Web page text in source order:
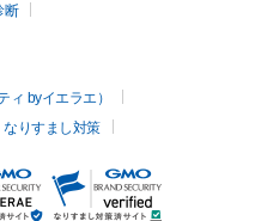
断
byイエラエ）
なりすまし対策